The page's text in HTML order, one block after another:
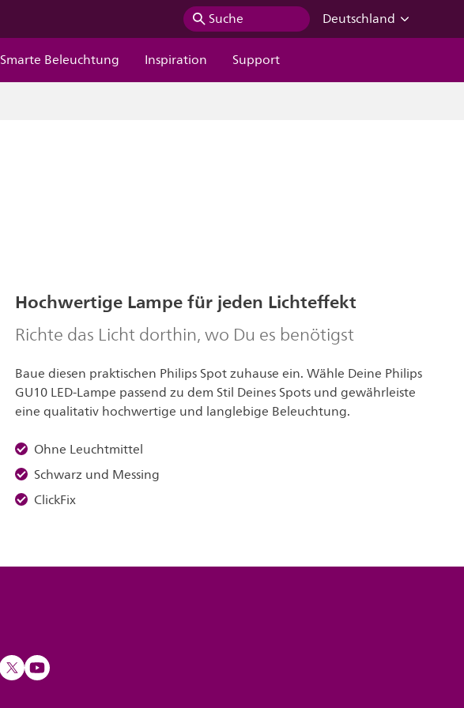
Suche
Deutschland
Smarte Beleuchtung Inspiration Support
Hochwertige Lampe für jeden Lichteffekt
Richte das Licht dorthin, wo Du es benötigst
Baue diesen praktischen Philips Spot zuhause ein. Wähle Deine Philips
GU10 LED-Lampe passend zu dem Stil Deines Spots und gewährleiste
eine qualitativ hochwertige und langlebige Beleuchtung.
Ohne Leuchtmittel
Schwarz und Messing
ClickFix